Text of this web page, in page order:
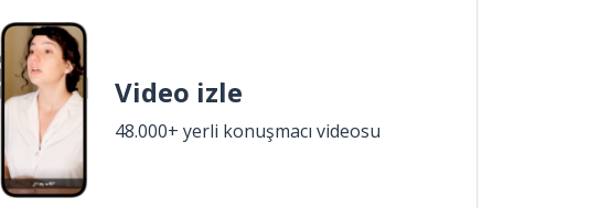
Video izle
48.000+ yerli konuşmacı videosu